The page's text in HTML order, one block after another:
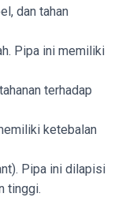
dan tahan
Pipa ini memiliki
terhadap
ketebalan
Pipa ini dilapisi
tinggi.